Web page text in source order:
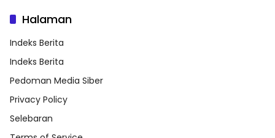
Halaman
Indeks Berita
Indeks Berita
Pedoman Media Siber
Privacy Policy
Selebaran